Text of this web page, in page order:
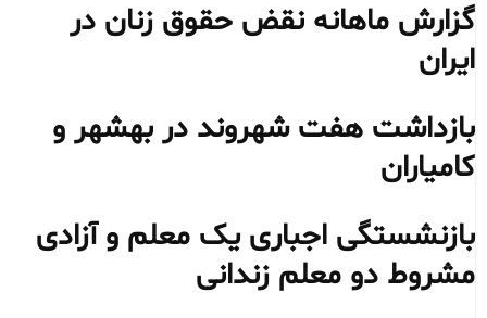
گزارش ماهانه نقض حقوق زنان در
ایران
بازداشت هفت شهروند در بهشهر و
کامیاران
بازنشستگی اجباری یک معلم و آزادی
مشروط دو معلم زندانی